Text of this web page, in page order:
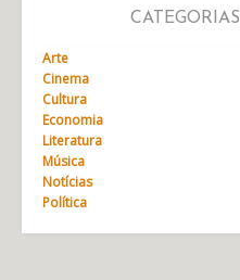
CATEGORIAS
Arte
Cinema
Cultura
Economia
Literatura
Música
Notícias
Política